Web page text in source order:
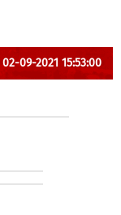
02-09-2021 15:53:00